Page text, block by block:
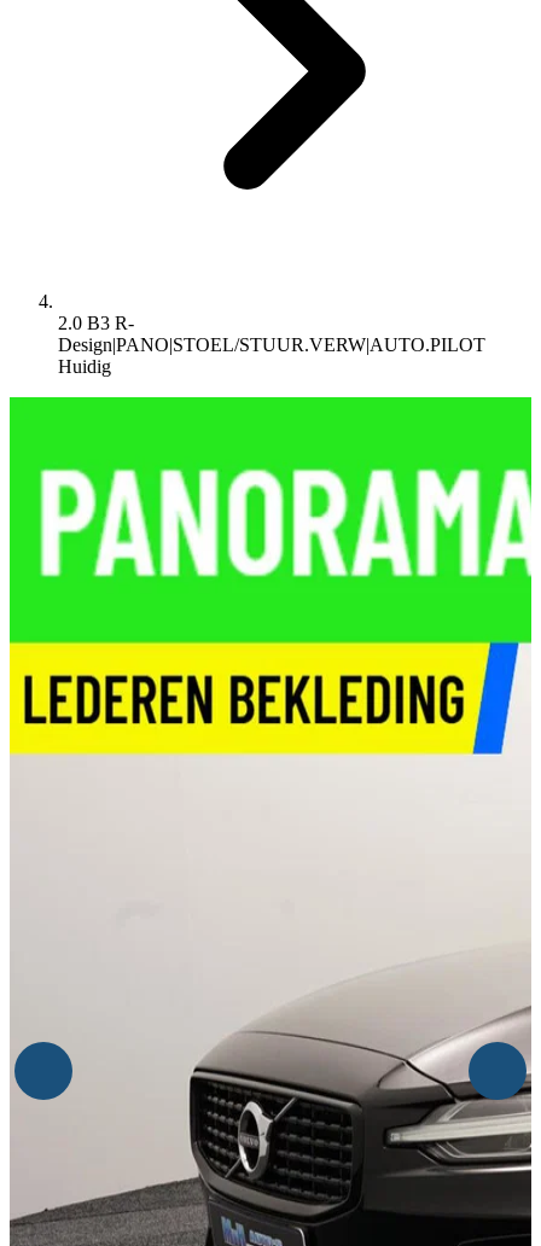
2.0 B3 R-
Design|PANO|STOEL/STUUR.VERW|AUTO.PILOT
Huidig